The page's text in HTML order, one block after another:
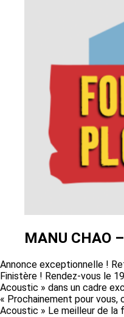
MANU CHAO
Annonce exceptionnelle !
Finistère ! Rendez-vous le
Acoustic » dans un cadre
« Prochainement pour vous,
Acoustic » Le meilleur de la